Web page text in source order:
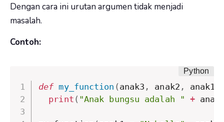
Dengan cara ini urutan argumen tidak menjadi
masalah.
Contoh:
def my_function ( anak3 , anak2 , anak1
print ( "Anak bungsu adalah " +